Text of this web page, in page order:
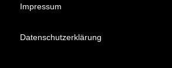
Impressum
Datenschutzerklärung